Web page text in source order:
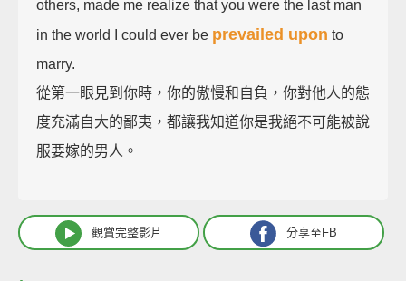
others, made me realize that you were the last man
in the world I could ever be prevailed upon to
marry.
從第一眼見到你時，你的傲慢和自負，你對他人的態
度充滿自大的鄙夷，都讓我知道你是我絕不可能被說
服要嫁的男人。
觀賞完整影片 分享至FB